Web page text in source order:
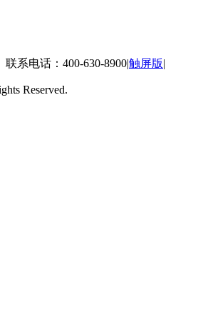
系电话：400-630-8900|触屏版|
Reserved.